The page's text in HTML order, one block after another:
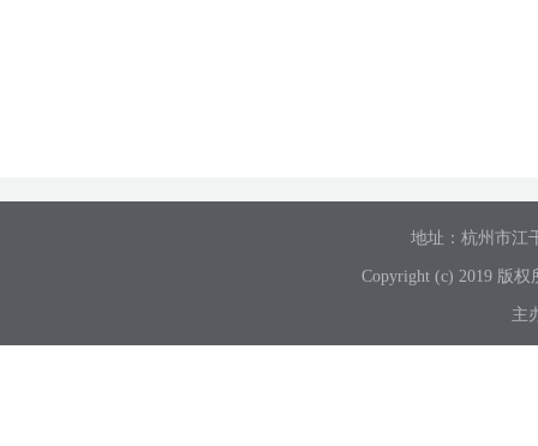
地址：杭州市江
Copyright (c) 2019 版
主